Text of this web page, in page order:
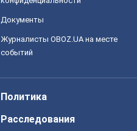
Документы
Журналисты OBOZ.UA на месте
событий
Политика
Расследования